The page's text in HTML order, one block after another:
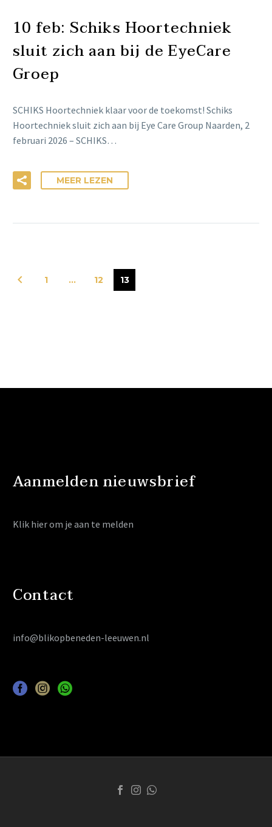
10 feb: Schiks Hoortechniek
sluit zich aan bij de EyeCare
Groep
SCHIKS Hoortechniek klaar voor de toekomst! Schiks
Hoortechniek sluit zich aan bij Eye Care Group Naarden, 2
februari 2026 – SCHIKS…
MEER LEZEN
1 … 12 13
Aanmelden nieuwsbrief
Klik hierom je aan te melden
Contact
info@blikopbeneden-leeuwen.nl